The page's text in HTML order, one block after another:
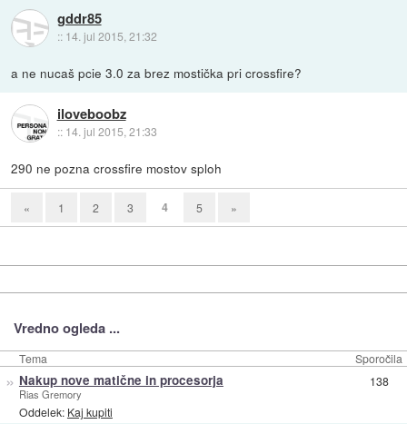
gddr85
:: 14. jul 2015, 21:32
a ne nucaš pcie 3.0 za brez mostička pri crossfire?
iloveboobz
:: 14. jul 2015, 21:33
290 ne pozna crossfire mostov sploh
« 1 2 3 4 5 »
Vredno ogleda ...
Tema Sporočila
» Nakup nove matične in procesorja
Rias Gremory
Oddelek: Kaj kupiti
138